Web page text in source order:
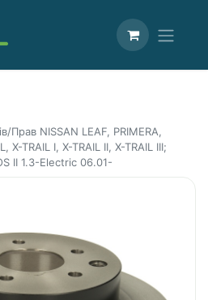
Прав NISSAN LEAF, PRIMERA,
X-TRAIL I, X-TRAIL II, X-TRAIL III;
II 1.3-Electric 06.01-